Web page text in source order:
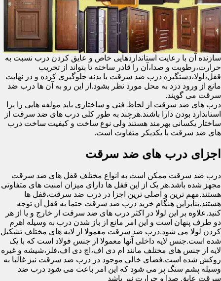
سازنده آن با رعایت استانداردهایی خاص و عایق کردن درب نسبت به
حرارت،رطوبت و صدا،آن را قادر ساخته تا بتواند از تخریب
قفل،لولا،دستگیره درب ضد سرقت یا بدنه جلوگیری کرده و در نهایت
مانع از ورود دزد به محل مورد نظر بشود.از این رو به آن ها درب ضد
سرقت می گویند.
درب های ضد سرقت از لحاظ فنی و ساختاری باید مولفه هایی را برا
استاندارد بودن دارا باشند.هرچند به طور کلی درب های ضد سرقت از
ساختار یکسانی بهرمند هستند ولی نوع ساخت و کیفیت ساخت درب
های ضد سرقت با یکدیکر متفاوت است.
اجزای درب های ضد سرقت
درب ضد سرقت ممکن است به انواع مختلف قفل های ضد سرقت
مجهز شده باشد.هر یک از این قفل ها دارای میزان امنیت های متفاوتی
هستند.مهم ترین و اصلی ترین اجزا در درب ضد سرقت،قفل ها
هستند.بنابراین هنگام خرید درب ضد سرقت حتما به قفل آن توجه
کنید.علاوه بر این لولا در اکثر درب های ضد سرقت از خارج و یا از هر
دو طرف پنهان است و این امر مانع از باز شدن درب به وسیله اهرم
کردن لولا می شود.درب ضد سرقت معمولا از لایه های مختلف تشکیل
شده است.جنس لایه داخلی آنها معمولا از جنس فولاد است که با یک
لایه از جنس های مختلف مانند ام دی اف،اچ دی اف،فلز،شیشه و غیره
روکش شده است.فضای خالی موجود در درب ضد سرقت نیز غالبا به
وسیله پشم سنگ پر می شود که این امر باعث می شود درب ضد
سرقت عایق صدا و حرارت نیز باشد